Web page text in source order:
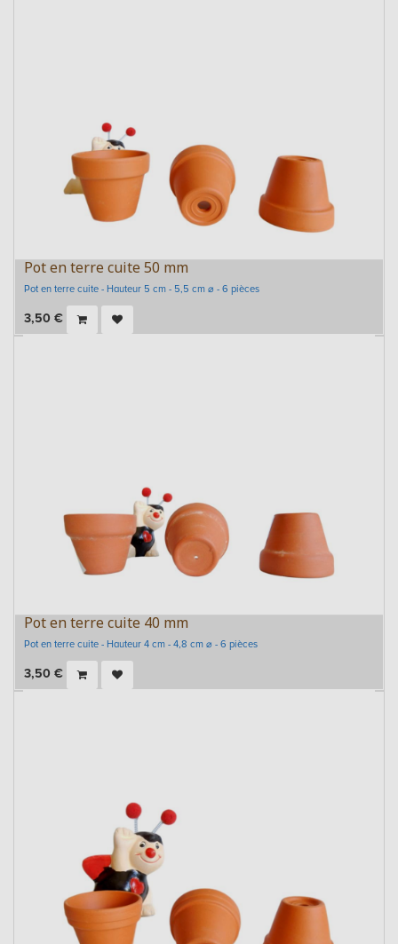
Pot en terre cuite 50 mm
Pot en terre cuite - Hauteur 5 cm - 5,5 cm ⌀ - 6 pièces
3,50 €
Pot en terre cuite 40 mm
Pot en terre cuite - Hauteur 4 cm - 4,8 cm ⌀ - 6 pièces
3,50 €